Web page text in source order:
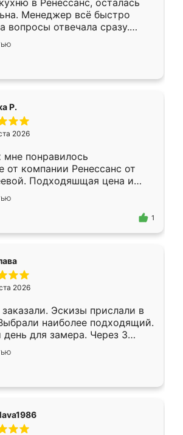
в Ренессанс, осталась
Менеджер всё быстро
вопросы отвечала сразу.
в субботу, подошёл к
ответственностью. Собрали
работали аккуратно, даже
Р.
2026
мне понравилось
от компании Ренессанс от
Подходяшщая цена и
изготовления. Приехавший
Владислав
моему эскизу самый
1
2026
Эскизы прислали в
наиболее подходящий.
день для замера. Через 3
была уже готова. Остались
Спасибо Ренессанс
работу!